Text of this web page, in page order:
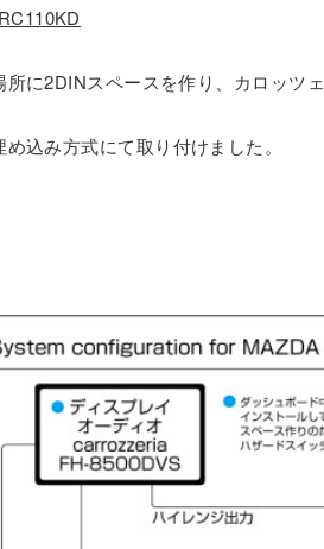
に2DINスペースを作り、カロッツ
込み方式にて取り付けました。